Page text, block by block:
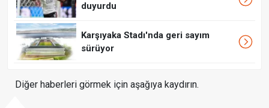
duyurdu
Karşıyaka Stadı'nda geri sayım
sürüyor
Diğer haberleri görmek için aşağıya kaydırın.